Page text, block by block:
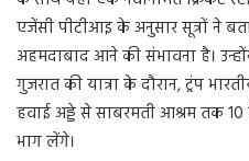
एजेंसी पीटीआइ के अनुसार सूत्रों ने
अहमदाबाद आने की संभावना है।
गुजरात की यात्रा के दौरान, ट्रंप
हवाई अड्डे से साबरमती आश्रम तक
भाग लेंगे।